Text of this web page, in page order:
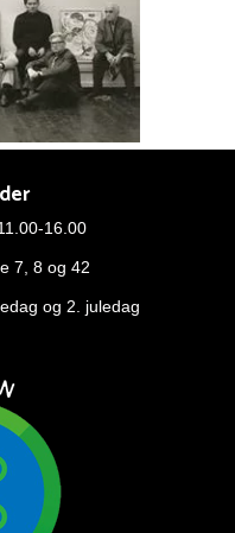
16.00
7, 8 og 42
og 2. juledag